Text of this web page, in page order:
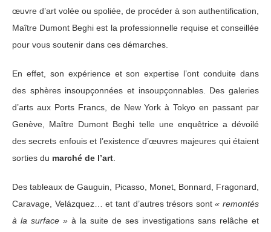
œuvre d’art volée ou spoliée, de procéder à son authentification,
Maître Dumont Beghi est la professionnelle requise et conseillée
pour vous soutenir dans ces démarches.
En effet, son expérience et son expertise l’ont conduite dans
des sphères insoupçonnées et insoupçonnables. Des galeries
d’arts aux Ports Francs, de New York à Tokyo en passant par
Genève, Maître Dumont Beghi telle une enquêtrice a dévoilé
des secrets enfouis et l’existence d’œuvres majeures qui étaient
sorties du marché de l’art
Des tableaux de Gauguin, Picasso, Monet, Bonnard, Fragonard,
Caravage, Velázquez… et tant d’autres trésors sont« remontés
à la surface » à la suite de ses investigations sans relâche et